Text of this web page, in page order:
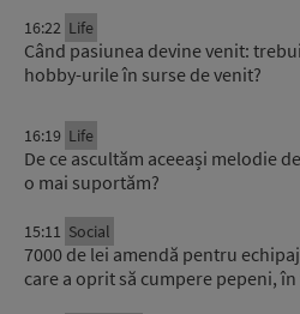
16:22 Life
Când pasiunea devine venit:
hobby-urile în surse de venit?
16:19 Life
De ce ascultăm aceeași melodie
o mai suportăm?
15:11 Social
7000 de lei amendă pentru
care a oprit să cumpere pepeni,